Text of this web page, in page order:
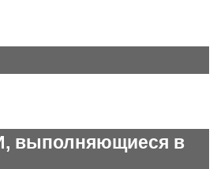
выполняющиеся в